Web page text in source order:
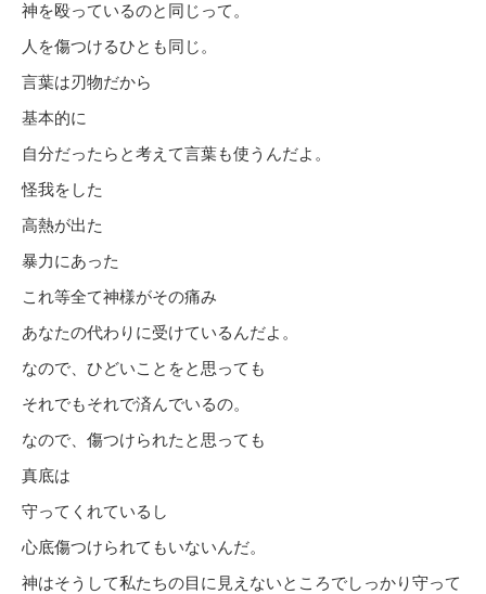
神を殴っているのと同じって。
人を傷つけるひとも同じ。
言葉は刃物だから
基本的に
自分だったらと考えて言葉も使うんだよ。
怪我をした
高熱が出た
暴力にあった
これ等全て神様がその痛み
あなたの代わりに受けているんだよ。
なので、ひどいことをと思っても
それでもそれで済んでいるの。
なので、傷つけられたと思っても
真底は
守ってくれているし
心底傷つけられてもいないんだ。
神はそうして私たちの目に見えないところでしっかり守って